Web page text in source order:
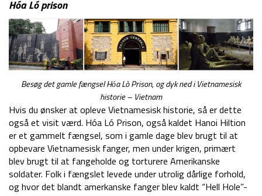
Hóa Ló prison
Besøg det gamle fængsel Hỏa Lò Prison, og dyk ned i Vietnamesisk
historie – Vietnam
Hvis du ønsker at opleve Vietnamesisk historie, så er dette
også et visit værd. Hóa Ló Prison, også kaldet Hanoi Hiltion
er et gammelt fængsel, som i gamle dage blev brugt til at
opbevare Vietnamesisk fanger, men under krigen, primært
blev brugt til at fangeholde og torturere Amerikanske
soldater. Folk i fængslet levede under utrolig dårlige forhold,
og hvor det blandt amerkanske fanger blev kaldt “Hell Hole”-